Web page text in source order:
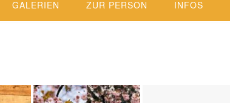
GALERIEN ZUR PERSON INFOS